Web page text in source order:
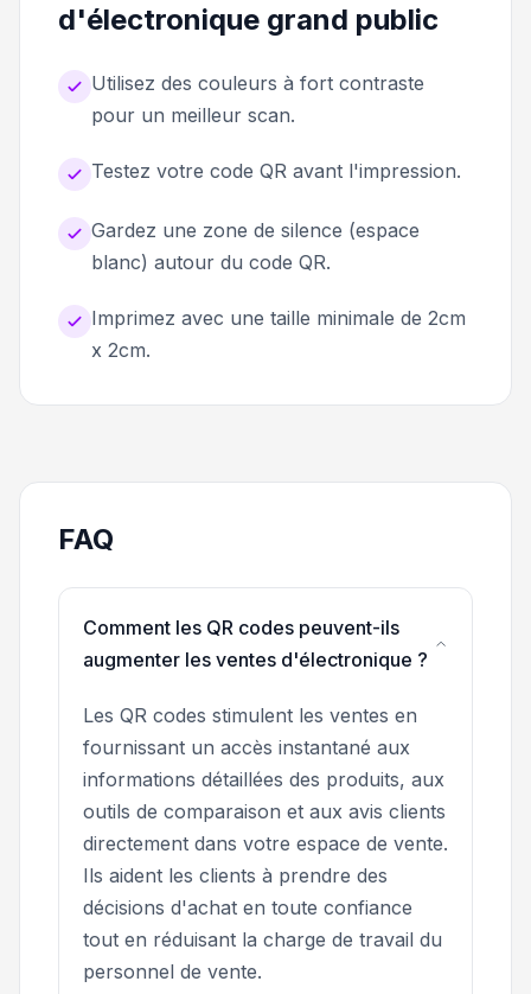
d'électronique grand public
Utilisez des couleurs à fort contraste
pour un meilleur scan.
Testez votre code QR avant l'impression.
Gardez une zone de silence (espace
blanc) autour du code QR.
Imprimez avec une taille minimale de 2cm
x 2cm.
FAQ
Comment les QR codes peuvent-ils
augmenter les ventes d'électronique ?
Les QR codes stimulent les ventes en
fournissant un accès instantané aux
informations détaillées des produits, aux
outils de comparaison et aux avis clients
directement dans votre espace de vente.
Ils aident les clients à prendre des
décisions d'achat en toute confiance
tout en réduisant la charge de travail du
personnel de vente.